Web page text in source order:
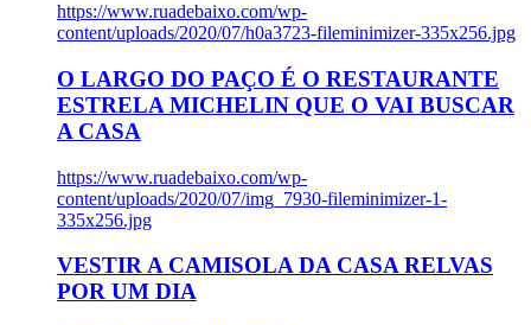
https://www.ruadebaixo.com/wp-
content/uploads/2020/07/h0a3723-fileminimizer-335x256.jpg
O LARGO DO PAÇO É O RESTAURANTE
ESTRELA MICHELIN QUE O VAI BUSCAR
A CASA
https://www.ruadebaixo.com/wp-
content/uploads/2020/07/img_7930-fileminimizer-1-
335x256.jpg
VESTIR A CAMISOLA DA CASA RELVAS
POR UM DIA